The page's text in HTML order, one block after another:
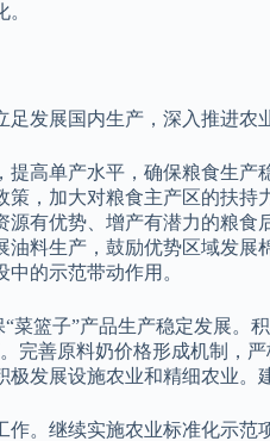
发展国内生产，深入推进农
高单产水平，确保粮食生
，加大对粮食主产区的扶
有优势、增产有潜力的粮
料生产，鼓励优势区域发
的示范带动作用。
菜篮子”产品生产稳定发展
完善原料奶价格形成机制，
发展设施农业和精细农业。
。继续实施农业标准化示